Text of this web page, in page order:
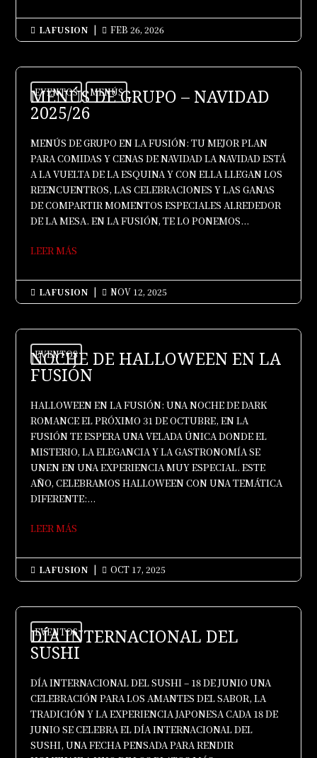
 LAFUSION |  FEB 26, 2026
EVENTOS MENÚS
MENÚS DE GRUPO – NAVIDAD
2025/26
MENÚS DE GRUPO EN LA FUSIÓN: TU MEJOR PLAN
PARA COMIDAS Y CENAS DE NAVIDAD LA NAVIDAD ESTÁ
A LA VUELTA DE LA ESQUINA Y CON ELLA LLEGAN LOS
REENCUENTROS, LAS CELEBRACIONES Y LAS GANAS
DE COMPARTIR MOMENTOS ESPECIALES ALREDEDOR
DE LA MESA. EN LA FUSIÓN, TE LO PONEMOS...
LEER MÁS
 LAFUSION |  NOV 12, 2025
EVENTOS
NOCHE DE HALLOWEEN EN LA
FUSIÓN
HALLOWEEN EN LA FUSIÓN: UNA NOCHE DE DARK
ROMANCE EL PRÓXIMO 31 DE OCTUBRE, EN LA
FUSIÓN TE ESPERA UNA VELADA ÚNICA DONDE EL
MISTERIO, LA ELEGANCIA Y LA GASTRONOMÍA SE
UNEN EN UNA EXPERIENCIA MUY ESPECIAL. ESTE
AÑO, CELEBRAMOS HALLOWEEN CON UNA TEMÁTICA
DIFERENTE:...
LEER MÁS
 LAFUSION |  OCT 17, 2025
EVENTOS
DÍA INTERNACIONAL DEL
SUSHI
DÍA INTERNACIONAL DEL SUSHI – 18 DE JUNIO UNA
CELEBRACIÓN PARA LOS AMANTES DEL SABOR, LA
TRADICIÓN Y LA EXPERIENCIA JAPONESA CADA 18 DE
JUNIO SE CELEBRA EL DÍA INTERNACIONAL DEL
SUSHI, UNA FECHA PENSADA PARA RENDIR